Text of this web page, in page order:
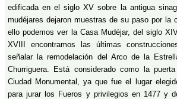
edificada en el siglo XV sobre la antigua
mudéjares dejaron muestras de su paso por la
ello podemos ver la Casa Mudéjar, del siglo
XVIII encontramos las últimas
señalar la remodelación del Arco de la
Churriguera. Está considerado como la
Ciudad Monumental, ya que fue el lugar
para jurar los Fueros y privilegios en 1477 y